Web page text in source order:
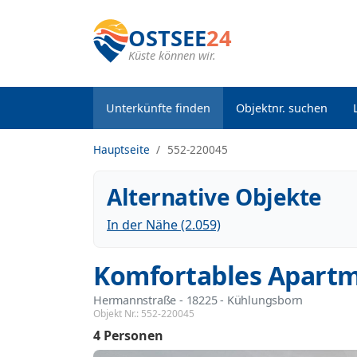
OSTSEE24
Küste können wir.
Unterkünfte finden Objektnr. suchen
Hauptseite 552-220045
Alternative Objekte
In der Nähe (2.059)
Komfortables
Hermannstraße - 18225 - Kühlungsborn
Objekt Nr.: 552-220045
4 Personen